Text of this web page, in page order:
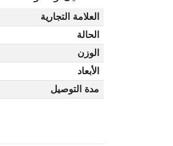
العلامة التجارية
الحالة
الوزن
الأبعاد
مدة التوصيل